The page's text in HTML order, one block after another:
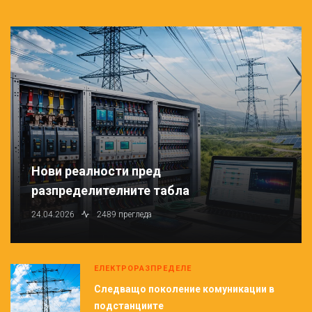
Нови реалности пред
разпределителните табла
24.04.2026 2489 прегледа
ЕЛЕКТРОРАЗПРЕДЕЛЕ
Следващо поколение комуникации в
подстанциите